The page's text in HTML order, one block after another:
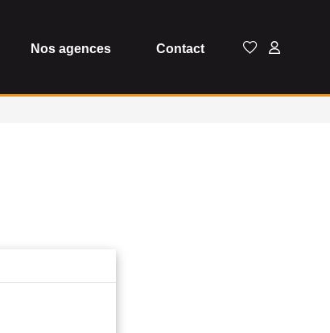
Nos agences Contact